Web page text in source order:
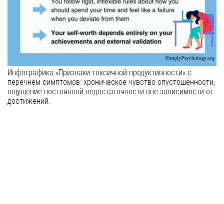
Инфографика «Признаки токсичной продуктивности» с
перечнем симптомов: хроническое чувство опустошённости,
ощущение постоянной недостаточности вне зависимости от
достижений.